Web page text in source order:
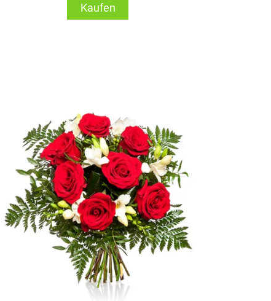
Kaufen